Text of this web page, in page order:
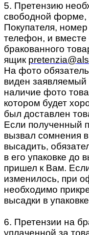
5. Претензию
свободной форме,
Покупателя, номер
телефон, и
бракованного
ящик
На фото
виден заявляемый
наличие фото
котором будет
был доставлен
Если полученный
вызвал сомнения
высадить,
в его упаковке до
пришел к Вам.
изменилось, при
необходимо
высадки в
6. Претензии на
уплаченной за